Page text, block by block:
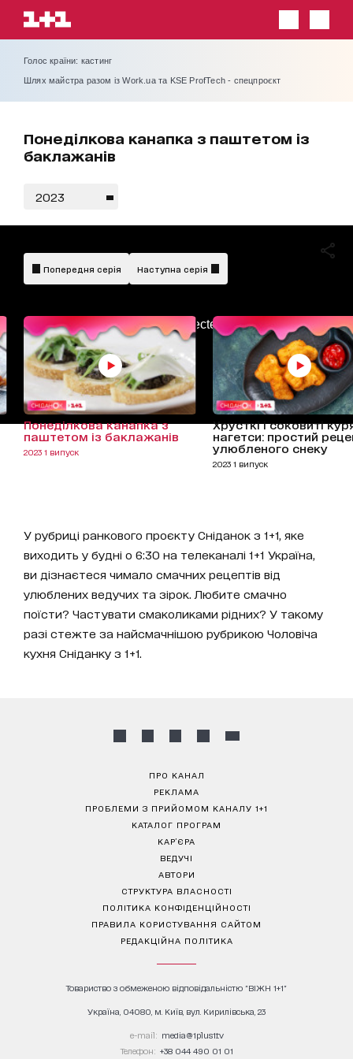
Голос країни: кастинг
Шлях майстра разом із Work.ua та KSE ProfTech - спецпроєкт
Понеділкова канапка з паштетом із
баклажанів
2023
AdBlockDetected!
Попередня серія Наступна серія
Понеділкова канапка з
паштетом із баклажанів
2023 1 випуск
Хрусткі і соковиті
нагетси: простий
улюбленого снеку
2023 1 випуск
У рубриці ранкового проєкту Сніданок з 1+1, яке
виходить у будні о 6:30 на телеканалі 1+1 Україна,
ви дізнаєтеся чимало смачних рецептів від
улюблених ведучих та зірок. Любите смачно
поїсти? Частувати смаколиками рідних? У такому
разі стежте за найсмачнішою рубрикою Чоловіча
кухня Сніданку з 1+1.
ПРО КАНАЛ
РЕКЛАМА
ПРОБЛЕМИ З ПРИЙОМОМ КАНАЛУ 1+1
КАТАЛОГ ПРОГРАМ
КАР’ЄРА
ВЕДУЧІ
АВТОРИ
СТРУКТУРА ВЛАСНОСТІ
ПОЛІТИКА КОНФІДЕНЦІЙНОСТІ
ПРАВИЛА КОРИСТУВАННЯ САЙТОМ
РЕДАКЦІЙНА ПОЛІТИКА
Товариство з обмеженою відповідальністю "ВІЖН 1+1"
Україна, 04080, м. Київ, вул. Кирилівська, 23
е-mail: media@1plus1.tv
Телефон: +38 044 490 01 01